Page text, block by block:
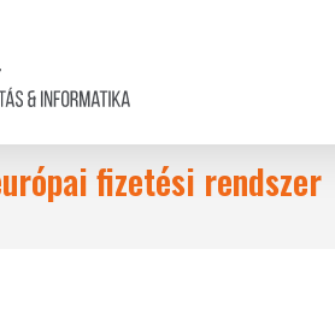
fizetési rendszer